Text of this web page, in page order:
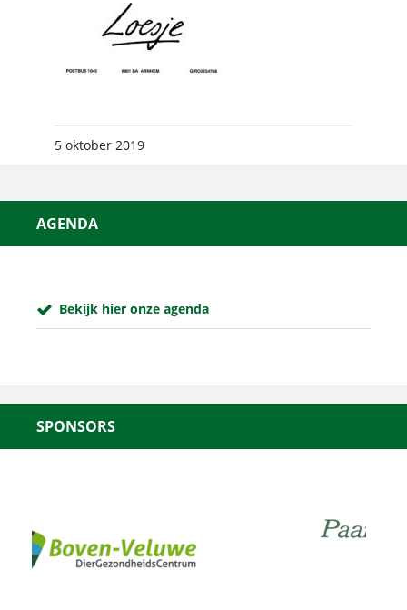
5 oktober 2019
AGENDA
Bekijk hier onze agenda
SPONSORS